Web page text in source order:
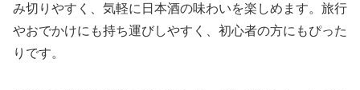
み切りやすく、気軽に日本酒の味わいを楽しめます。旅行
やおでかけにも持ち運びしやすく、初心者の方にもぴった
りです。